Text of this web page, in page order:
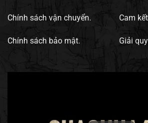
Chính sách vận chuyển.
Chính sách bảo mật.
Cam
Giải